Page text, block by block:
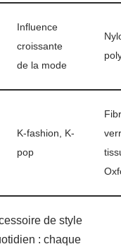
Influence
croissante
de la mode
K-fashion, K-
pop
de style
: chaque